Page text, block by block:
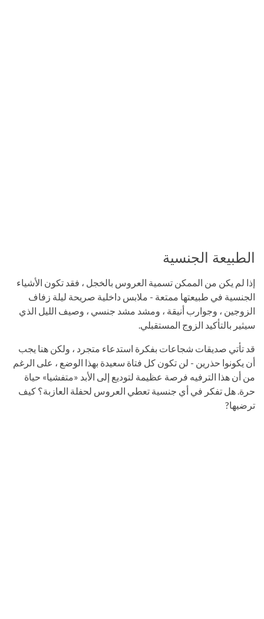
الطبيعة الجنسية
إذا لم يكن من الممكن تسمية العروس بالخجل ، فقد تكون الأشياء
الجنسية في طبيعتها ممتعة - ملابس داخلية صريحة ليلة زفاف
الزوجين ، وجوارب أنيقة ، ومشد مشد جنسي ، وصيف الليل الذي
سيثير بالتأكيد الزوج المستقبلي.
قد تأتي صديقات شجاعات بفكرة استدعاء متجرد ، ولكن هنا يجب
أن يكونوا حذرين - لن تكون كل فتاة سعيدة بهذا الوضع ، على الرغم
من أن هذا الترفيه فرصة عظيمة لتوديع إلى الأبد «متفشيا» حياة
حرة. هل تفكر في أي جنسية تعطي العروس لحفلة العازبة؟ كيف
ترضيها?